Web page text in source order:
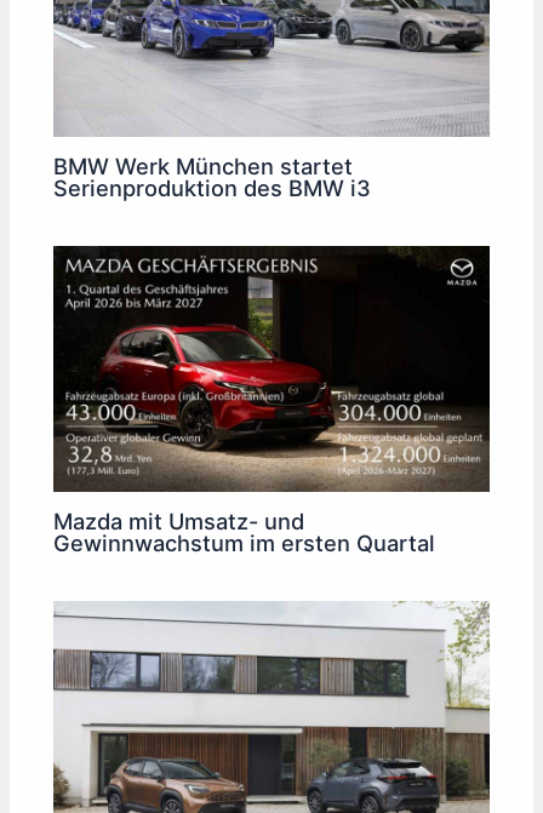
BMW Werk München startet
Serienproduktion des BMW i3
Mazda mit Umsatz- und
Gewinnwachstum im ersten Quartal